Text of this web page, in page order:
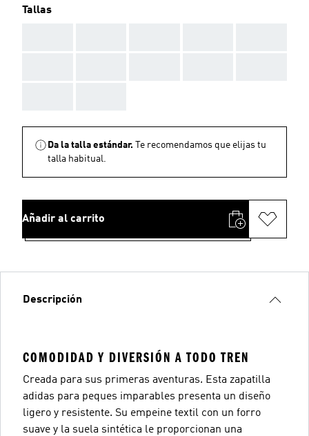
Tallas
Da la talla estándar.
Te recomendamos que elijas tu
talla habitual.
Añadir al carrito
Descripción
COMODIDAD Y DIVERSIÓN A TODO TREN
Creada para sus primeras aventuras. Esta zapatilla
adidas para peques imparables presenta un diseño
ligero y resistente. Su empeine textil con un forro
suave y la suela sintética le proporcionan una